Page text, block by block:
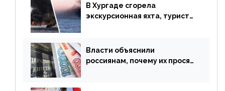
В Хургаде сгорела
экскурсионная яхта, туристы
Власти объяснили
россиянам, почему их просят